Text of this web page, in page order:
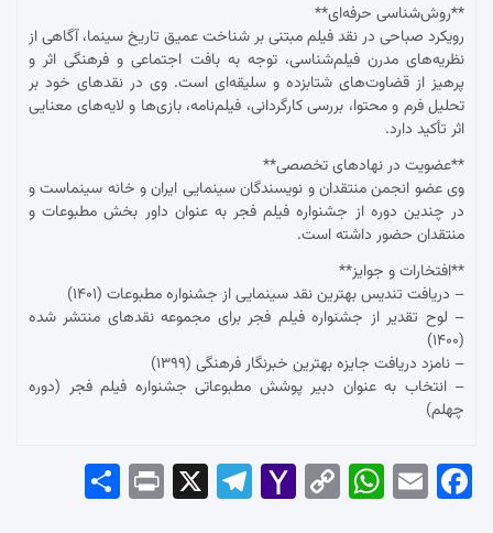
**روش‌شناسی حرفه‌ای**
رویکرد صباحی در نقد فیلم مبتنی بر شناخت عمیق تاریخ سینما، آگاهی از
نظریه‌های مدرن فیلم‌شناسی، توجه به بافت اجتماعی و فرهنگی اثر و
پرهیز از قضاوت‌های شتابزده و سلیقه‌ای است. وی در نقدهای خود بر
تحلیل فرم و محتوا، بررسی کارگردانی، فیلم‌نامه، بازی‌ها و لایه‌های معنایی
اثر تأکید دارد.
**عضویت در نهادهای تخصصی**
وی عضو انجمن منتقدان و نویسندگان سینمایی ایران و خانه سینماست و
در چندین دوره از جشنواره فیلم فجر به عنوان داور بخش مطبوعات و
منتقدان حضور داشته است.
**افتخارات و جوایز**
– دریافت تندیس بهترین نقد سینمایی از جشنواره مطبوعات (۱۴۰۱)
– لوح تقدیر از جشنواره فیلم فجر برای مجموعه نقدهای منتشر شده
(۱۴۰۰)
– نامزد دریافت جایزه بهترین خبرنگار فرهنگی (۱۳۹۹)
– انتخاب به عنوان دبیر پوشش مطبوعاتی جشنواره فیلم فجر (دوره
چهلم)
Fac
Em
Wh
Co
Yah
Tel
Pri